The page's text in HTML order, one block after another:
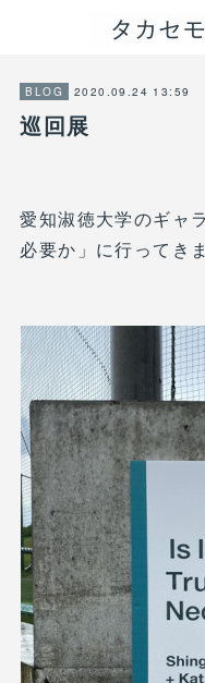
BLOG 2020.09.24 13:59
巡回展
愛知淑徳大学のギャ
必要か」に行ってき